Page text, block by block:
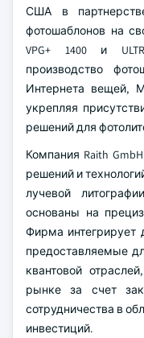
США в
фотошаблонов на
VPG+ 1400 и
производство
Интернета вещей,
укрепляя
решений для
Компания Raith
решений и
лучевой
основаны на
Фирма интегрирует
предоставляемые
квантовой
рынке за счет
сотрудничества в
инвестиций.